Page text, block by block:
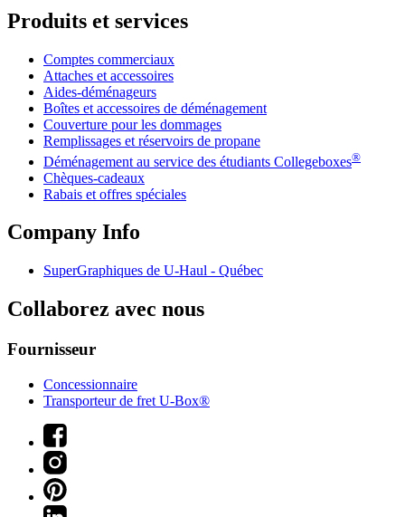
Produits et services
Comptes commerciaux
Attaches et accessoires
Aides-déménageurs
Boîtes et accessoires de déménagement
Couverture pour les dommages
Remplissages et réservoirs de propane
Déménagement au service des étudiants Collegeboxes®
Chèques-cadeaux
Rabais et offres spéciales
Company Info
SuperGraphiques de U-Haul - Québec
Collaborez avec nous
Fournisseur
Concessionnaire
Transporteur de fret U-Box®